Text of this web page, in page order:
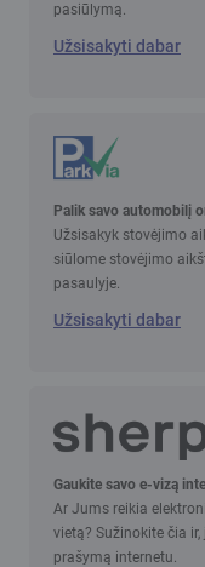
pasiūlymą.
Užsisakyti dabar
Palik savo automobilį
Užsisakyk stovėjimo
siūlome stovėjimo
pasaulyje.
Užsisakyti dabar
Gaukite savo e-vizą
Ar Jums reikia
vietą? Sužinokite čia
prašymą internetu.